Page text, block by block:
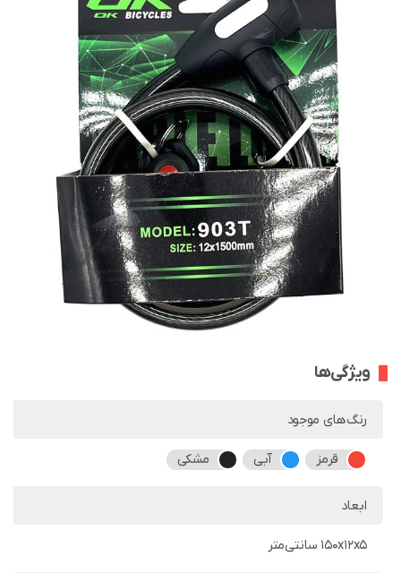
ویژگی‌ها
رنگ‌های موجود
قرمز آبی مشکی
ابعاد
150x12x5 سانتی‌متر